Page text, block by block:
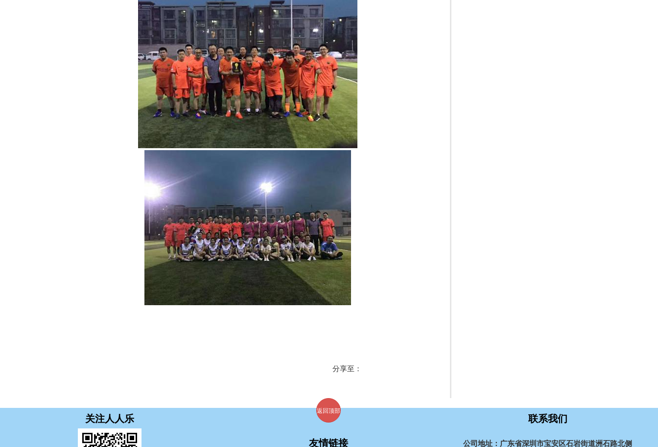
分享至：
关注人人乐
返回顶部
友情链接
联系我们
公司地址：广东省深圳市宝安区石岩街道洲石路北侧